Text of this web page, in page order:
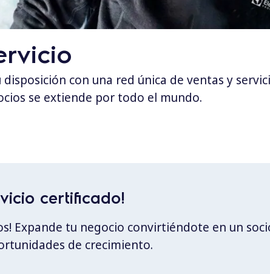
con una red única de ventas y
se extiende por todo el mundo.
certificado!
Expande tu negocio convirtiéndote en un
de crecimiento.